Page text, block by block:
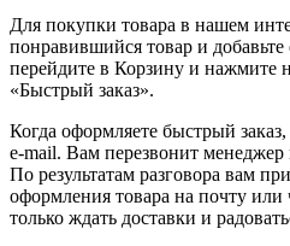
Для покупки товара в нашем
понравившийся товар и добавьте
перейдите в Корзину и нажмите
«Быстрый заказ».
Когда оформляете быстрый
e-mail. Вам перезвонит менеджер
По результатам разговора вам
оформления товара на почту
только ждать доставки и